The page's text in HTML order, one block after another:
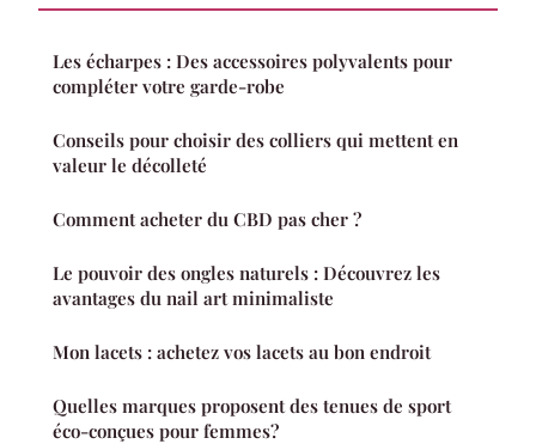
Les écharpes : Des accessoires polyvalents pour
compléter votre garde-robe
Conseils pour choisir des colliers qui mettent en
valeur le décolleté
Comment acheter du CBD pas cher ?
Le pouvoir des ongles naturels : Découvrez les
avantages du nail art minimaliste
Mon lacets : achetez vos lacets au bon endroit
Quelles marques proposent des tenues de sport
éco-conçues pour femmes?